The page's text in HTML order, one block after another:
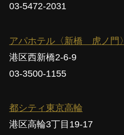
03-5472-2031
アパホテル〈新橋 虎ノ門〉
港区西新橋2-6-9
03-3500-1155
都シティ東京高輪
港区高輪3丁目19-17